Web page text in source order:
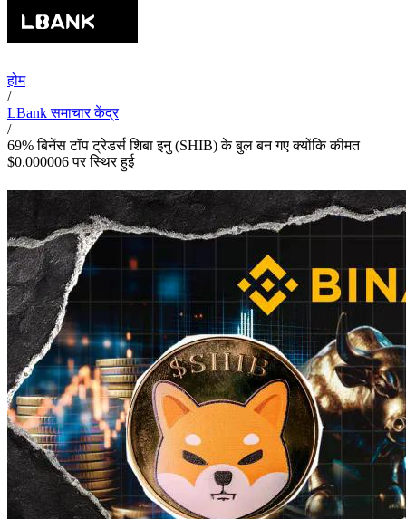
होम
/
LBank समाचार केंद्र
/
69% बिनेंस टॉप ट्रेडर्स शिबा इनु (SHIB) के बुल बन गए क्योंकि कीमत
$0.000006 पर स्थिर हुई